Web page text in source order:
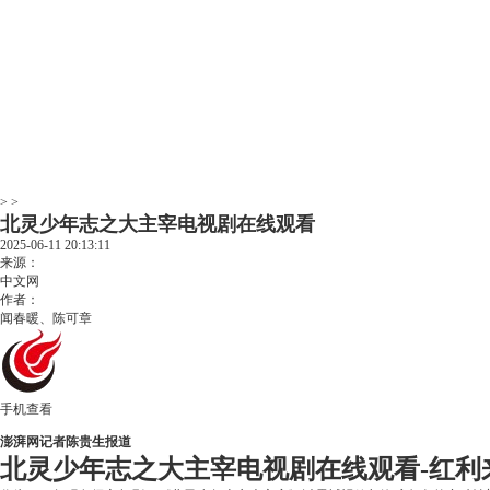
> >
北灵少年志之大主宰电视剧在线观看
2025-06-11 20:13:11
来源：
中文网
作者：
闻春暖、陈可章
手机查看
澎湃网记者陈贵生报道
北灵少年志之大主宰电视剧在线观看-红利